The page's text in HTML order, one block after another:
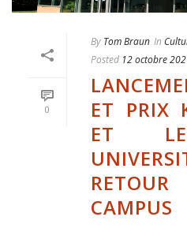
0
By Tom Braun In
Posted 12 octobre
ET PRIX
ET LE
CAMPUS